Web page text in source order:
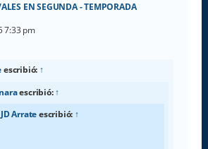
EN SEGUNDA - TEMPORADA
7:33 pm
escribió: ↑
escribió:↑
JD Arrateescribió: ↑